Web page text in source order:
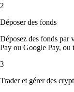
2
Déposer des fonds
Déposez des fonds par
Pay ou Google Pay, ou
3
Trader et gérer des